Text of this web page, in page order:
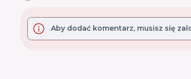
Aby dodać komentarz, musisz się